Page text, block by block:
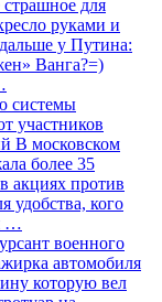
для
руками и
у Путина:
Ванга?=)
системы
участников
В московском
более 35
акциях против
удобства, кого
…
военного
автомобиля
которую вел